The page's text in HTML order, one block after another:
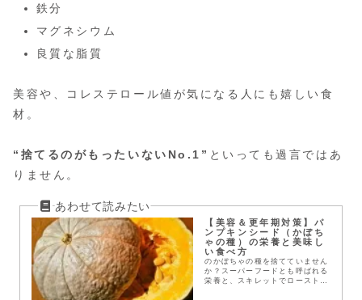
鉄分
マグネシウム
良質な脂質
美容や、コレステロール値が気になる人にも嬉しい食
材。
“捨てるのがもったいないNo.1” といっても過言ではあ
りません。
【美容＆更年期対策】パ
ンプキンシード（かぼち
ゃの種）の栄養と美味し
い食べ方
のかぼちゃの種を捨てていません
か？スーパーフードとも呼ばれる
栄養と、スキレットでロースト方